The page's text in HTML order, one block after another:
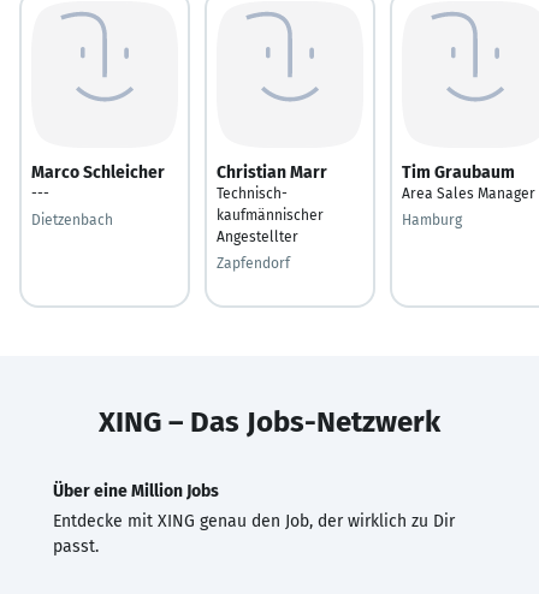
Marco Schleicher
---
Dietzenbach
Christian Marr
Technisch-
kaufmännischer
Angestellter
Zapfendorf
Tim Graubaum
Area Sales Manager
Hamburg
XING – Das Jobs-Netzwerk
Über eine Million Jobs
Entdecke mit XING genau den Job, der wirklich zu Dir
passt.